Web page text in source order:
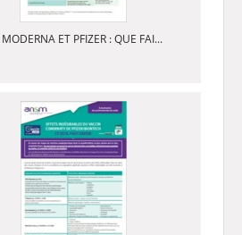
ET PFIZER : QUE FAI...